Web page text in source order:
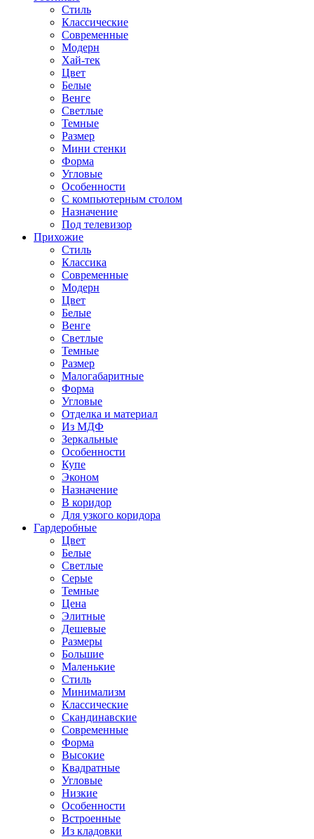
Стиль
Классические
Современные
Модерн
Хай-тек
Цвет
Белые
Венге
Светлые
Темные
Размер
Мини стенки
Форма
Угловые
Особенности
С компьютерным столом
Назначение
Под телевизор
Прихожие
Стиль
Классика
Современные
Модерн
Цвет
Белые
Венге
Светлые
Темные
Размер
Малогабаритные
Форма
Угловые
Отделка и материал
Из МДФ
Зеркальные
Особенности
Купе
Эконом
Назначение
В коридор
Для узкого коридора
Гардеробные
Цвет
Белые
Светлые
Серые
Темные
Цена
Элитные
Дешевые
Размеры
Большие
Маленькие
Стиль
Минимализм
Классические
Скандинавские
Современные
Форма
Высокие
Квадратные
Угловые
Низкие
Особенности
Встроенные
Из кладовки